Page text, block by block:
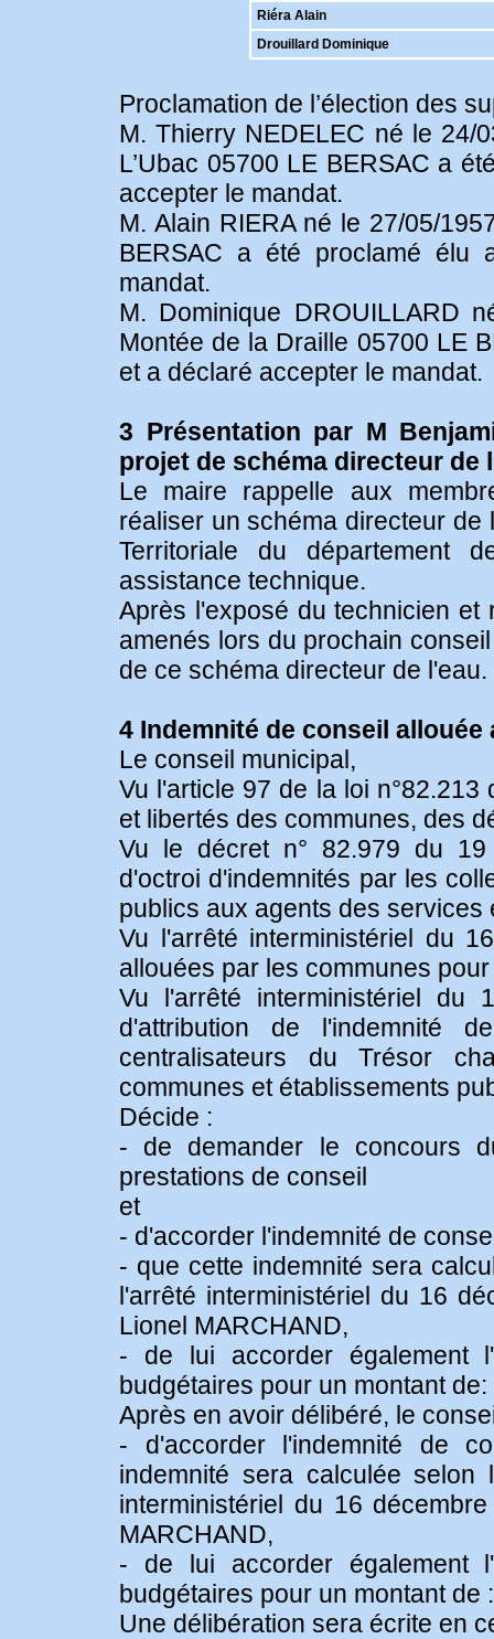
Riéra Alain
Drouillard Dominique
Proclamation de l’élection des
M. Thierry NEDELEC né le 24/
L’Ubac 05700 LE BERSAC a
accepter le mandat.
M. Alain RIERA né le 27/05/
BERSAC a été proclamé élu
mandat.
M. Dominique DROUILLARD
Montée de la Draille 05700 LE
et a déclaré accepter le mandat.
3 Présentation par M
projet de schéma directeur de
Le maire rappelle aux
réaliser un schéma directeur
Territoriale du département
assistance technique.
Après l'exposé du technicien et
amenés lors du prochain
de ce schéma directeur de l'eau.
4 Indemnité de conseil
Le conseil municipal,
Vu l'article 97 de la loi
et libertés des communes, des
Vu le décret n° 82.979 du 19
d'octroi d'indemnités par les
publics aux agents des services
Vu l'arrêté interministériel du
allouées par les communes
Vu l'arrêté interministériel du
d'attribution de l'indemnité
centralisateurs du Trésor
communes et établissements
Décide :
- de demander le concours
prestations de conseil
et
- d'accorder l'indemnité de
- que cette indemnité sera
l'arrêté interministériel du 16
Lionel MARCHAND,
- de lui accorder également
budgétaires pour un montant
Après en avoir délibéré, le
- d'accorder l'indemnité de
indemnité sera calculée
interministériel du 16
MARCHAND,
- de lui accorder également
budgétaires pour un montant de
Une délibération sera écrite en